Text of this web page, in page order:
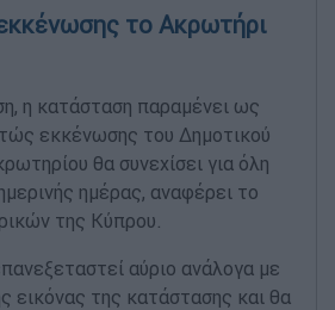
το Ακρωτήρι
η κατάσταση παραμένει ως
εκκένωσης του Δημοτικού
θα συνεχίσει για όλη
ημέρας, αναφέρει το
της Κύπρου.
αύριο ανάλογα με
εικόνας της κατάστασης και θα